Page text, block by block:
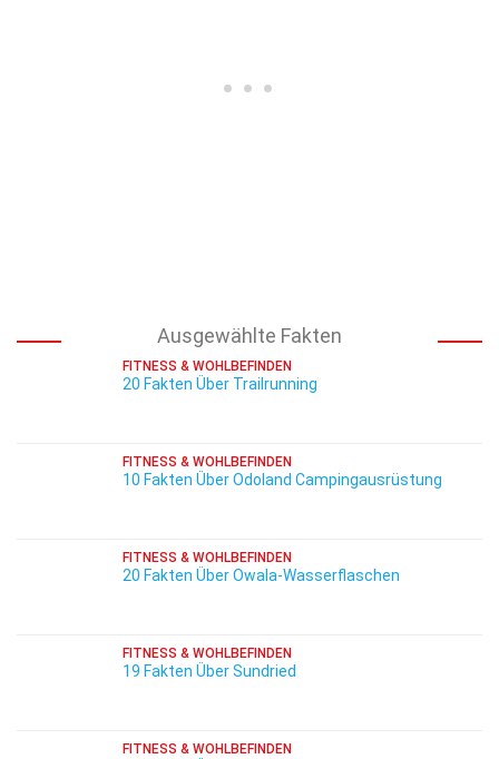
Ausgewählte Fakten
FITNESS & WOHLBEFINDEN
20 Fakten Über Trailrunning
FITNESS & WOHLBEFINDEN
10 Fakten Über Odoland Campingausrüstung
FITNESS & WOHLBEFINDEN
20 Fakten Über Owala-Wasserflaschen
FITNESS & WOHLBEFINDEN
19 Fakten Über Sundried
FITNESS & WOHLBEFINDEN